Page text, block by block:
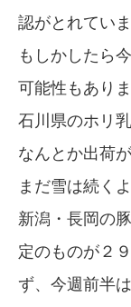
認がとれていま
もしかしたら
可能性もありま
石川県のホリ
なんとか出荷
まだ雪は続く
新潟・長岡の
定のものが２
ず、今週前半